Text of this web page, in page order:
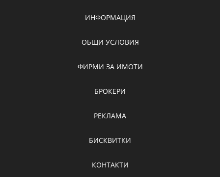
ИНФОРМАЦИЯ
ОБЩИ УСЛОВИЯ
ФИРМИ ЗА ИМОТИ
БРОКЕРИ
РЕКЛАМА
БИСКВИТКИ
КОНТАКТИ